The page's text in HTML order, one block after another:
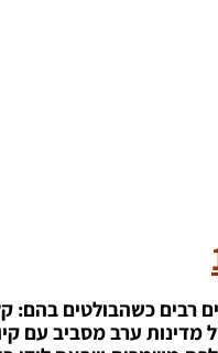
כשהבולטים בהם:
מדינות ערב מסביב